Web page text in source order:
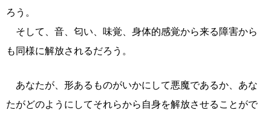
ろう。
そして、音、匂い、味覚、身体的感覚から来る障害から
も同様に解放されるだろう。
あなたが、形あるものがいかにして悪魔であるか、あな
たがどのようにしてそれらから自身を解放させることがで